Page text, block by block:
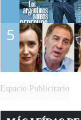
5
Espacio Publicitario